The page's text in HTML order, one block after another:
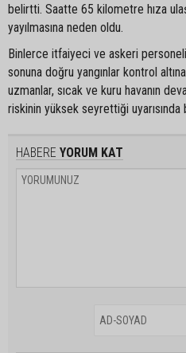
belirtti. Saatte 65 kilometre hıza
yayılmasına neden oldu.
Binlerce itfaiyeci ve askeri
sonuna doğru yangınlar kontrol
uzmanlar, sıcak ve kuru havanın
riskinin yüksek seyrettiği uyarısında
HABERE YORUM KAT